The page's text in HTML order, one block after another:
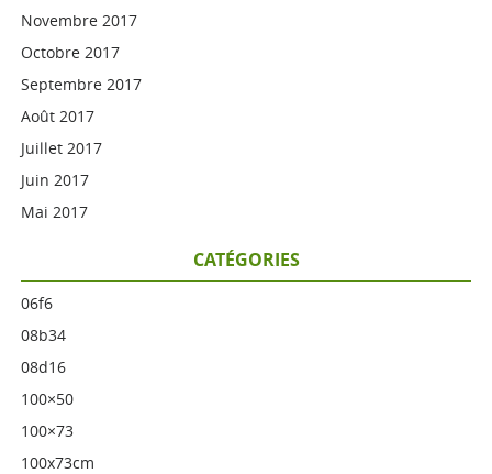
Novembre 2017
Octobre 2017
Septembre 2017
Août 2017
Juillet 2017
Juin 2017
Mai 2017
CATÉGORIES
06f6
08b34
08d16
100×50
100×73
100x73cm